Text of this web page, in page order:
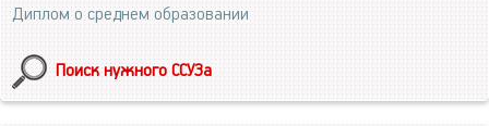
Диплом о среднем образовании
Поиск нужного ССУЗа